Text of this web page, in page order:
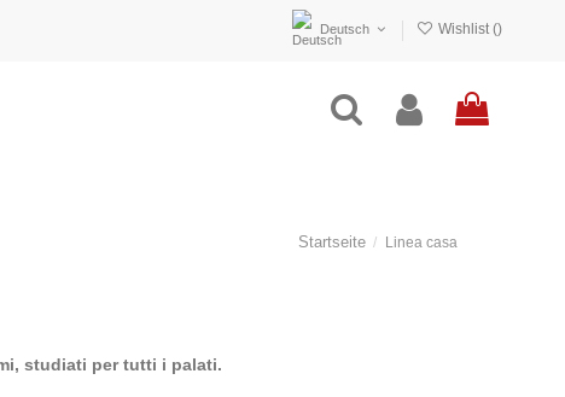
Deutsch Wishlist ()
Startseite Linea casa
studiati per tutti i palati.